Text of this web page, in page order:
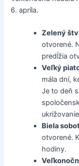
6. apríla.
Zelený
otvorené.
predĺžia
Veľký
mála dní,
Je to deň
Biela
otvorené.
hodiny.